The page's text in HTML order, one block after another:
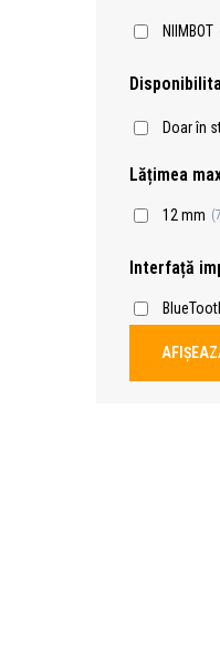
NIIMBOT
Doar în
Lățimea
12 mm
Interfață